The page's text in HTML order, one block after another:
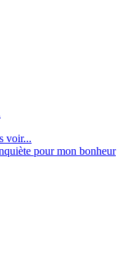
voir...
pour mon bonheur